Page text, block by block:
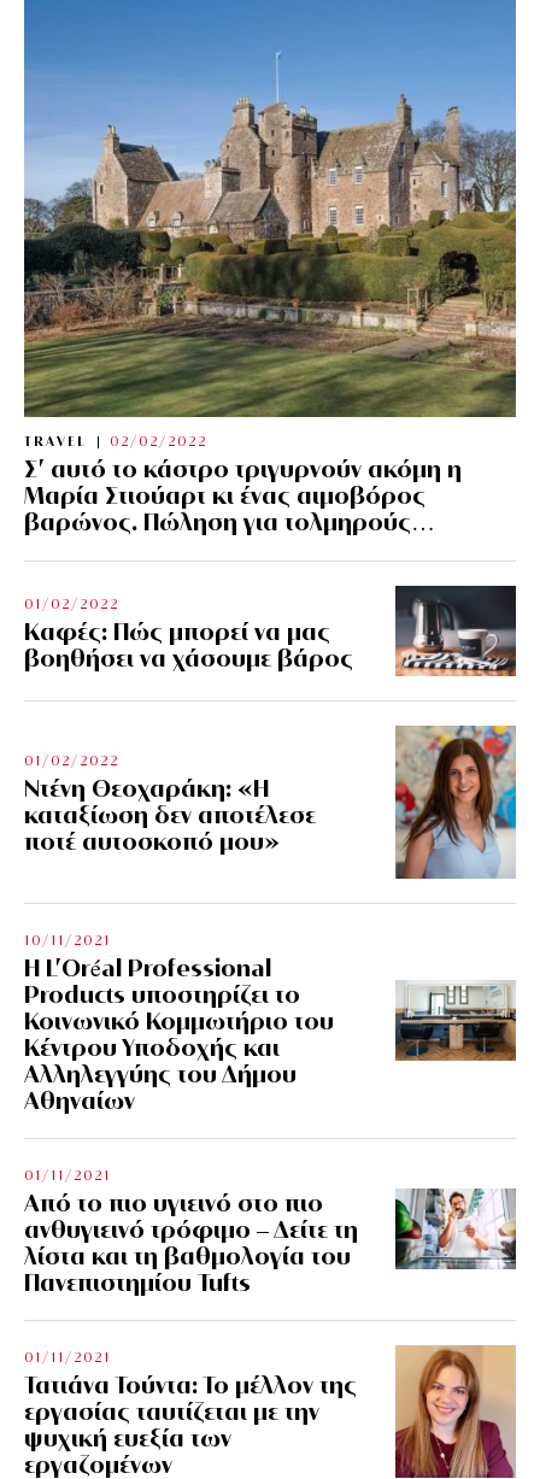
TRAVEL 02/02/2022
Σ’ αυτό το κάστρο τριγυρνούν ακόμη η
Μαρία Στιούαρτ κι ένας αιμοβόρος
βαρώνος. Πώληση για τολμηρούς…
01/02/2022
Kαφές: Πώς μπορεί να μας
βοηθήσει να χάσουμε βάρος
01/02/2022
Ντένη Θεοχαράκη: «Η
καταξίωση δεν αποτέλεσε
ποτέ αυτοσκοπό μου»
10/11/2021
Η L’Οréal Professional
Products υποστηρίζει το
Κοινωνικό Κομμωτήριο του
Κέντρου Υποδοχής και
Αλληλεγγύης του Δήμου
Αθηναίων
01/11/2021
Από το πιο υγιεινό στο πιο
ανθυγιεινό τρόφιμο – Δείτε τη
λίστα και τη βαθμολογία του
Πανεπιστημίου Tufts
01/11/2021
Τατιάνα Τούντα: Το μέλλον της
εργασίας ταυτίζεται με την
ψυχική ευεξία των
εργαζομένων